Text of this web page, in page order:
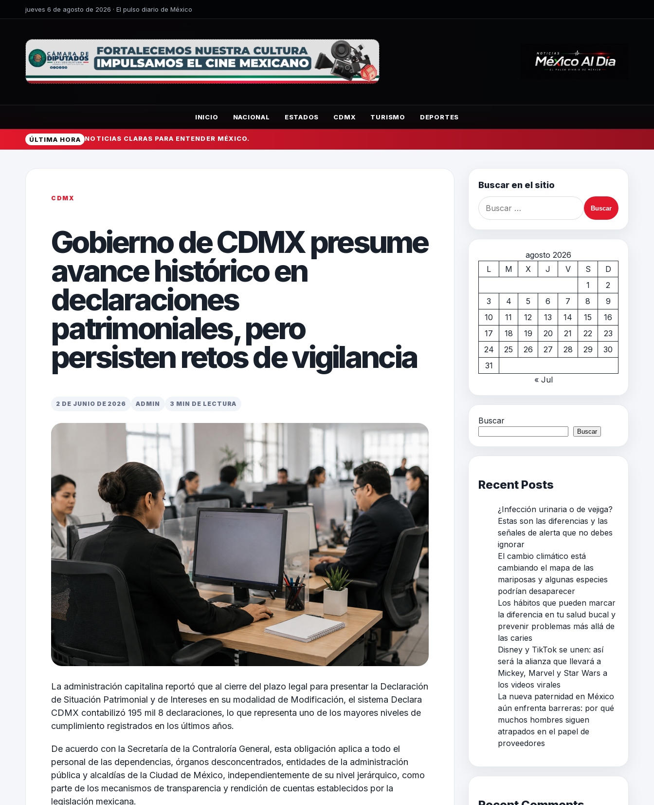
jueves 6 de agosto de 2026 · El pulso diario de México
INICIO NACIONAL ESTADOS CDMX TURISMO DEPORTES
ÚLTIMA HORA NOTICIAS CLARAS PARA ENTENDER MÉXICO.
CDMX
Gobierno de CDMX presume
avance histórico en
declaraciones
patrimoniales, pero
persisten retos de vigilancia
2 DE JUNIO DE 2026 ADMIN 3 MIN DE LECTURA
La administración capitalina reportó que al cierre del plazo legal para presentar la Declaración
de Situación Patrimonial y de Intereses en su modalidad de Modificación, el sistema Declara
CDMX contabilizó 195 mil 8 declaraciones, lo que representa uno de los mayores niveles de
cumplimiento registrados en los últimos años.
De acuerdo con la Secretaría de la Contraloría General, esta obligación aplica a todo el
personal de las dependencias, órganos desconcentrados, entidades de la administración
pública y alcaldías de la Ciudad de México, independientemente de su nivel jerárquico, como
parte de los mecanismos de transparencia y rendición de cuentas establecidos por la
legislación mexicana.
Buscar en el sitio
agosto 2026
L
M X J V S
D
1
2
3
4 5 6 7 8
9
10
11 12 13 14 15
16
17
18 19 20 21 22
23
24
25 26 27 28 29
30
31
« Jul
Buscar
Buscar
Recent Posts
¿Infección urinaria o de vejiga?
Estas son las diferencias y las
señales de alerta que no debes
ignorar
El cambio climático está
cambiando el mapa de las
mariposas y algunas especies
podrían desaparecer
Los hábitos que pueden marcar
la diferencia en tu salud bucal y
prevenir problemas más allá de
las caries
Disney y TikTok se unen: así
será la alianza que llevará a
Mickey, Marvel y Star Wars a
los videos virales
La nueva paternidad en México
aún enfrenta barreras: por qué
muchos hombres siguen
atrapados en el papel de
proveedores